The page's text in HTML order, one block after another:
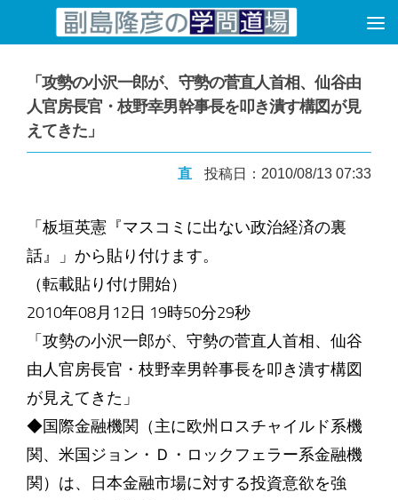
コンテンツへスキップ
「攻勢の小沢一郎が、守勢の菅直人首相、仙谷由
人官房長官・枝野幸男幹事長を叩き潰す構図が見
えてきた」
直 投稿日：2010/08/13 07:33
「板垣英憲『マスコミに出ない政治経済の裏
話』」から貼り付けます。
（転載貼り付け開始）
2010年08月12日 19時50分29秒
「攻勢の小沢一郎が、守勢の菅直人首相、仙谷
由人官房長官・枝野幸男幹事長を叩き潰す構図
が見えてきた」
◆国際金融機関（主に欧州ロスチャイルド系機
関、米国ジョン・Ｄ・ロックフェラー系金融機
関）は、日本金融市場に対する投資意欲を強